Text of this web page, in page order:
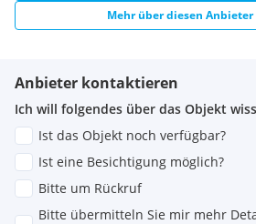
Mehr über diesen
Anbieter kontaktieren
Ich will folgendes über das Objekt
Ist das Objekt noch verfügbar?
Ist eine Besichtigung möglich?
Bitte um Rückruf
Bitte übermitteln Sie mir mehr